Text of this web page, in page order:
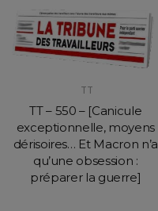
TT
TT – 550 – [Canicule
exceptionnelle, moyens
dérisoires… Et Macron n’a
qu’une obsession :
préparer la guerre]